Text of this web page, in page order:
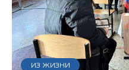
ИЗ ЖИЗНИ